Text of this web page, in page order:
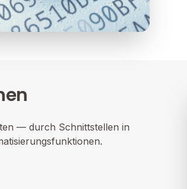
— durch Schnittstellen in